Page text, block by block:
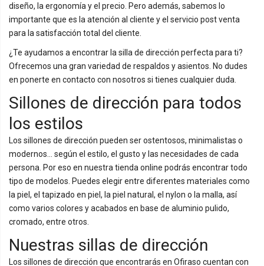
diseño, la ergonomía y el precio. Pero además, sabemos lo
importante que es la atención al cliente y el servicio post venta
para la satisfacción total del cliente.
¿Te ayudamos a encontrar la silla de dirección perfecta para ti?
Ofrecemos una gran variedad de respaldos y asientos. No dudes
en ponerte en contacto con nosotros si tienes cualquier duda.
Sillones de dirección para todos
los estilos
Los sillones de dirección pueden ser ostentosos, minimalistas o
modernos… según el estilo, el gusto y las necesidades de cada
persona. Por eso en nuestra tienda online podrás encontrar todo
tipo de modelos. Puedes elegir entre diferentes materiales como
la piel, el tapizado en piel, la piel natural, el nylon o la malla, así
como varios colores y acabados en base de aluminio pulido,
cromado, entre otros.
Nuestras sillas de dirección
Los sillones de dirección que encontrarás en Ofiraso cuentan con